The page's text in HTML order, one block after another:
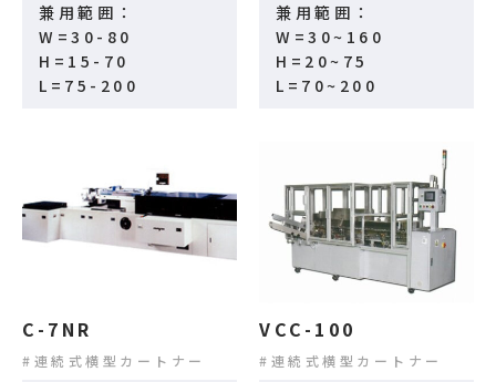
兼用範囲：
W=30-80
H=15-70
L=75-200
兼用範囲：
W=30~160
H=20~75
L=70~200
C-7NR
連続式横型カートナー
VCC-100
連続式横型カートナー